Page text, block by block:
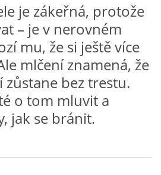
BŘEZEN
je zákeřná, protože
– je v nerovném
mu, že si ještě více
mlčení znamená, že
bez trestu.
o tom mluvit a
jak se bránit.